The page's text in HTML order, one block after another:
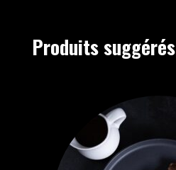
Produits suggérés